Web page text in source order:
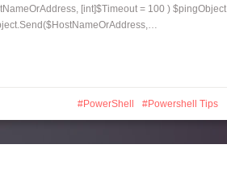
[int]$Timeout = 100 ) $pingObject
PowerShell Powershell Tips